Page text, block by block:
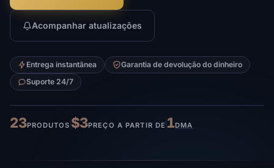
Acompanhar atualizações
Entrega instantânea
Garantia de devolução do dinheiro
Suporte 24/7
23PRODUTOS$3PREÇO A PARTIR DE 1DMA